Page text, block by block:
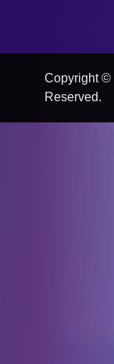
Copyright ©
Reserved.